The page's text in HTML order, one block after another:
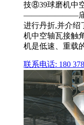
技⑧39球磨机中
———————庙沟
进行丹折,并介绍
机中空轴瓦接触
机是低速、重载
联系电话: 180